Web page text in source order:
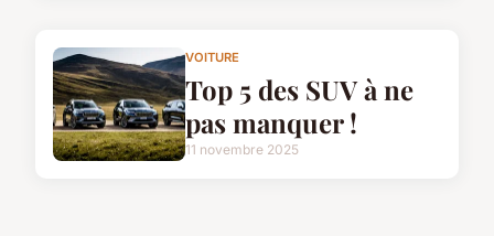
VOITURE
Top 5 des SUV à ne
pas manquer !
11 novembre 2025